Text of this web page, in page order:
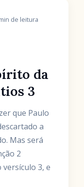
de leitura
da
3
que Paulo
a
Mas será
2
3, e